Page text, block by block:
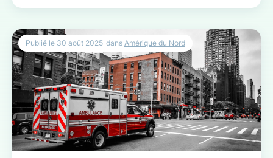
Publié le 30 août 2025 dans Amérique du Nord